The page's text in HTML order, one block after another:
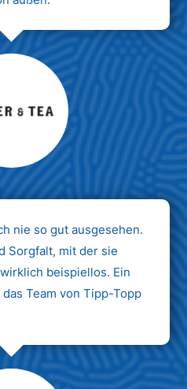
AG
nie so gut ausgesehen.
Sorgfalt, mit der sie
beispiellos. Ein
Team von Tipp-Topp